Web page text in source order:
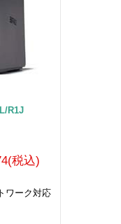
R1J
税込)
ワーク対応